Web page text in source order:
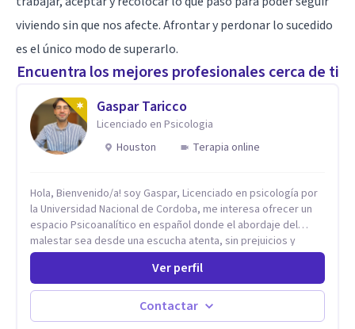
viviendo sin que nos afecte. Afrontar y perdonar lo sucedido
es el único modo de superarlo.
Encuentra los mejores profesionales cerca de ti
Gaspar Taricco
Licenciado en Psicologia
Houston
Terapia online
Hola, Bienvenido/a! soy Gaspar, Licenciado en psicología por
la Universidad Nacional de Cordoba, me interesa ofrecer un
espacio Psicoanalítico en español donde el abordaje del
malestar sea desde una escucha atenta, sin prejuicios y
rescatando lo singular de cada caso, sin caer en etiquetas.
Considero que todas las personas en algún momento pueden
sufrir y cada una por cuestiones particulares, es en mi
espacio donde se le dará un lugar a esas cuestiones
singulares de cada uno, para luego generar cambios. Soy una
Ver perfil
Contactar